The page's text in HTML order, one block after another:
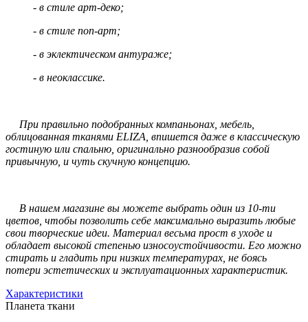
- в стиле арт-деко;
- в стиле поп-арт;
- в эклектическом антураже;
- в неоклассике.
При правильно подобранных компаньонах, мебель,
облицованная тканями ELIZA, впишется даже в классическую
гостиную или спальню, оригинально разнообразив собой
привычную, и чуть скучную концепцию.
В нашем магазине вы можете выбрать один из 10-ти
цветов, чтобы позволить себе максимально выразить любые
свои творческие идеи. Материал весьма прост в уходе и
обладает высокой степенью износоустойчивости. Его можно
стирать и гладить при низких температурах, не боясь
потери эстетических и эксплуатационных характеристик.
Характеристики
Планета ткани